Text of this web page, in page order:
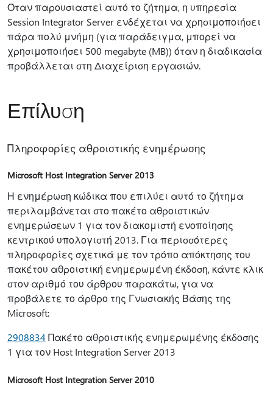
Όταν παρουσιαστεί αυτό το ζήτημα, η υπηρεσία
Session Integrator Server ενδέχεται να χρησιμοποιήσει
πάρα πολύ μνήμη (για παράδειγμα, μπορεί να
χρησιμοποιήσει 500 megabyte (MB)) όταν η διαδικασία
προβάλλεται στη Διαχείριση εργασιών.
Επίλυση
Πληροφορίες αθροιστικής ενημέρωσης
Microsoft Host Integration Server 2013
Η ενημέρωση κώδικα που επιλύει αυτό το ζήτημα
περιλαμβάνεται στο πακέτο αθροιστικών
ενημερώσεων 1 για τον διακομιστή ενοποίησης
κεντρικού υπολογιστή 2013. Για περισσότερες
πληροφορίες σχετικά με τον τρόπο απόκτησης του
πακέτου αθροιστική ενημερωμένη έκδοση, κάντε κλικ
στον αριθμό του άρθρου παρακάτω, για να
προβάλετε το άρθρο της Γνωσιακής Βάσης της
Microsoft:
2908834 Πακέτο αθροιστικής ενημερωμένης έκδοσης
1 για τον Host Integration Server 2013
Microsoft Host Integration Server 2010